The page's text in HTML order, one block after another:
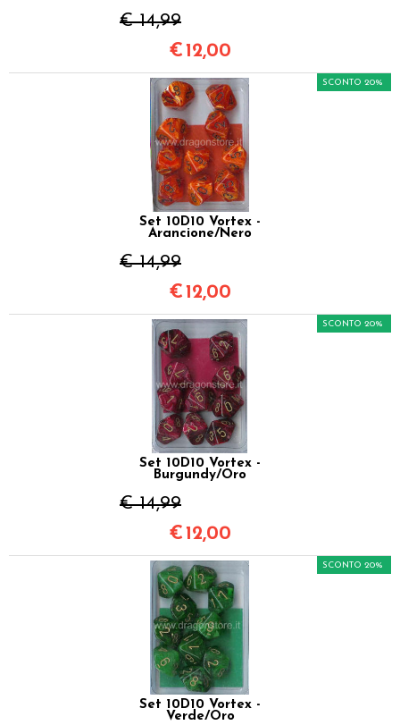
€ 14,99
€ 12,00
Set 10D10 Vortex -
Arancione/Nero
€ 14,99
SCONTO 20%
€ 12,00
Set 10D10 Vortex -
Burgundy/Oro
€ 14,99
SCONTO 20%
€ 12,00
Set 10D10 Vortex -
Verde/Oro
SCONTO 20%